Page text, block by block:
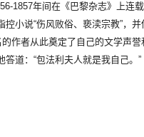
年间在《巴黎杂志》上连
小说“伤风败俗、亵渎宗教”，
作者从此奠定了自己的文学声
道：“包法利夫人就是我自己。”